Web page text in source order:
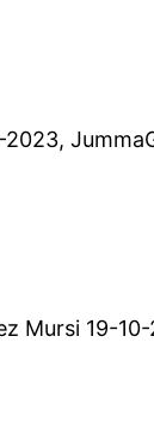
Mursi 19-